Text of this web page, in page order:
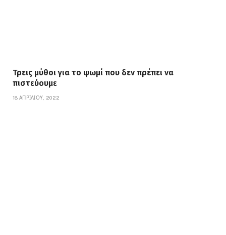
Τρεις μύθοι για το ψωμί που δεν πρέπει να
πιστεύουμε
18 ΑΠΡΙΛΊΟΥ, 2022